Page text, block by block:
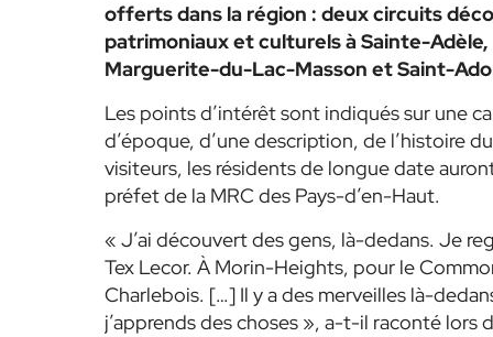
offerts dans la région : deux circuits
patrimoniaux et culturels à Sainte-
Marguerite-du-Lac-Masson et Saint-
Les points d’intérêt sont indiqués sur une
d’époque, d’une description, de l’histoire
visiteurs, les résidents de longue date
préfet de la MRC des Pays-d’en-Haut.
« J’ai découvert des gens, là-dedans. Je
Tex Lecor. À Morin-Heights, pour le
Charlebois. […] Il y a des merveilles là-
j’apprends des choses », a-t-il raconté lors